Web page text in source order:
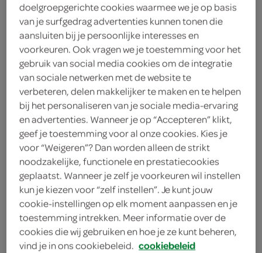
100 gram Parmezaanse kaas
200 milliliter milde olijfolie
2 eetlepels kappertjes
3 teentjes knoflook
1 eetlepel verse tijm
100 gram platte peterselie
40 gram hazelnoten
kies je winkel
doelgroepgerichte cookies waarmee we je op basis
van je surfgedrag advertenties kunnen tonen die
aansluiten bij je persoonlijke interesses en
voorkeuren. Ook vragen we je toestemming voor het
gebruik van social media cookies om de integratie
van sociale netwerken met de website te
verbeteren, delen makkelijker te maken en te helpen
bij het personaliseren van je sociale media-ervaring
en advertenties. Wanneer je op “Accepteren” klikt,
geef je toestemming voor al onze cookies. Kies je
voor “Weigeren”? Dan worden alleen de strikt
noodzakelijke, functionele en prestatiecookies
geplaatst. Wanneer je zelf je voorkeuren wil instellen
kun je kiezen voor “zelf instellen”. Je kunt jouw
cookie-instellingen op elk moment aanpassen en je
toestemming intrekken. Meer informatie over de
cookies die wij gebruiken en hoe je ze kunt beheren,
vind je in ons cookiebeleid. cookiebeleid